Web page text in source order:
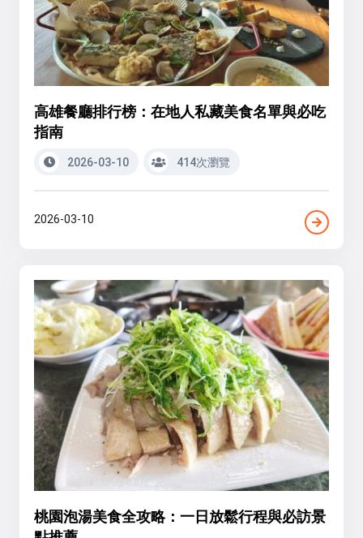
高雄餐廳排行榜：在地人私藏美食名單與必吃
指南
2026-03-10 414次瀏覽
2026-03-10
桃園泡湯美食全攻略：一日放鬆行程與必訪景